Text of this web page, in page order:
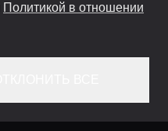
Политикой в отношении